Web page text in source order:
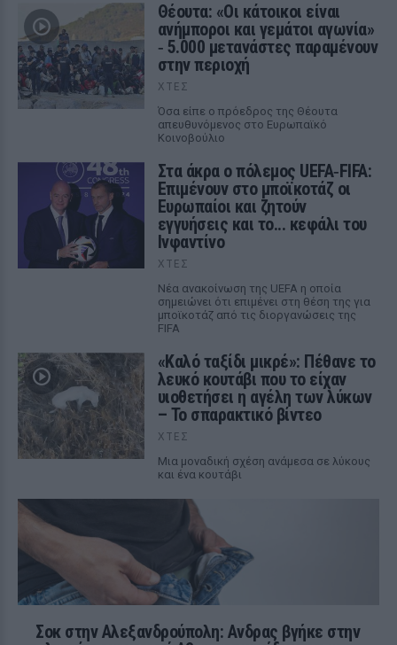
Θέουτα: «Οι κάτοικοι είναι
ανήμποροι και γεμάτοι αγωνία»
‑ 5.000 μετανάστες παραμένουν
στην περιοχή
ΧΤΕΣ
Όσα είπε ο πρόεδρος της Θέουτα
απευθυνόμενος στο Ευρωπαϊκό
Κοινοβούλιο
Στα άκρα ο πόλεμος UEFA‑FIFA:
Επιμένουν στο μποϊκοτάζ οι
Ευρωπαίοι και ζητούν
εγγυήσεις και το... κεφάλι του
Ινφαντίνο
ΧΤΕΣ
Νέα ανακοίνωση της UEFA η οποία
σημειώνει ότι επιμένει στη θέση της για
μποϊκοτάζ από τις διοργανώσεις της
FIFA
«Καλό ταξίδι μικρέ»: Πέθανε το
λευκό κουτάβι που το είχαν
υιοθετήσει η αγέλη των λύκων
– Το σπαρακτικό βίντεο
ΧΤΕΣ
Μια μοναδική σχέση ανάμεσα σε λύκους
και ένα κουτάβι
Σοκ στην Αλεξανδρούπολη: Ανδρας βγήκε στην